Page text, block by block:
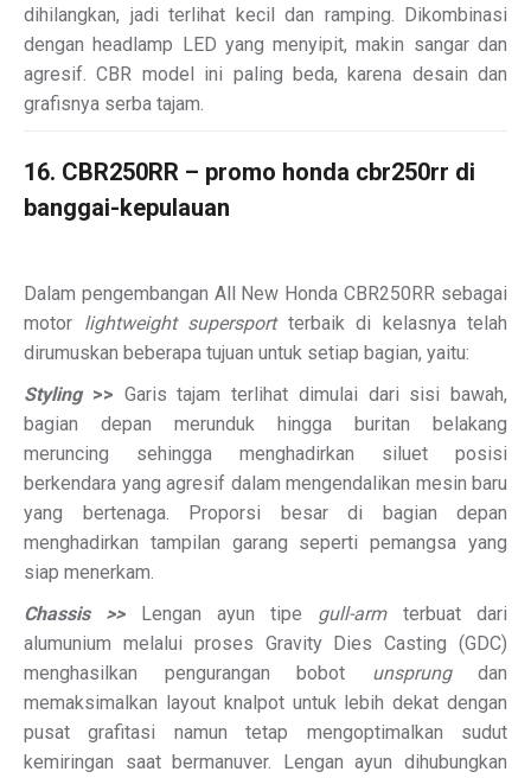
dihilangkan, jadi terlihat kecil dan ramping. Dikombinasi
dengan headlamp LED yang menyipit, makin sangar dan
agresif. CBR model ini paling beda, karena desain dan
grafisnya serba tajam.
16. CBR250RR – promo honda cbr250rr di
banggai-kepulauan
Dalam pengembangan All New Honda CBR250RR sebagai
motor lightweight supersportterbaik di kelasnya telah
dirumuskan beberapa tujuan untuk setiap bagian, yaitu:
Styling>> Garis tajam terlihat dimulai dari sisi bawah,
bagian depan merunduk hingga buritan belakang
meruncing sehingga menghadirkan siluet posisi
berkendara yang agresif dalam mengendalikan mesin baru
yang bertenaga. Proporsi besar di bagian depan
menghadirkan tampilan garang seperti pemangsa yang
siap menerkam.
Chassis >> Lengan ayun tipe gull-armterbuat dari
alumunium melalui proses Gravity Dies Casting (GDC)
menghasilkan pengurangan bobot unsprungdan
memaksimalkan layout knalpot untuk lebih dekat dengan
pusat grafitasi namun tetap mengoptimalkan sudut
kemiringan saat bermanuver. Lengan ayun dihubungkan